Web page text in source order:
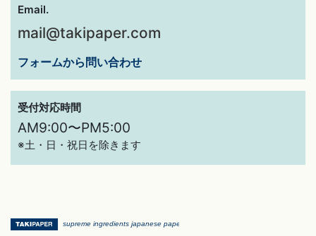
Email.
mail@takipaper.com
フォームから問い合わせ
受付対応時間
AM9:00〜PM5:00
※土・日・祝日を除きます